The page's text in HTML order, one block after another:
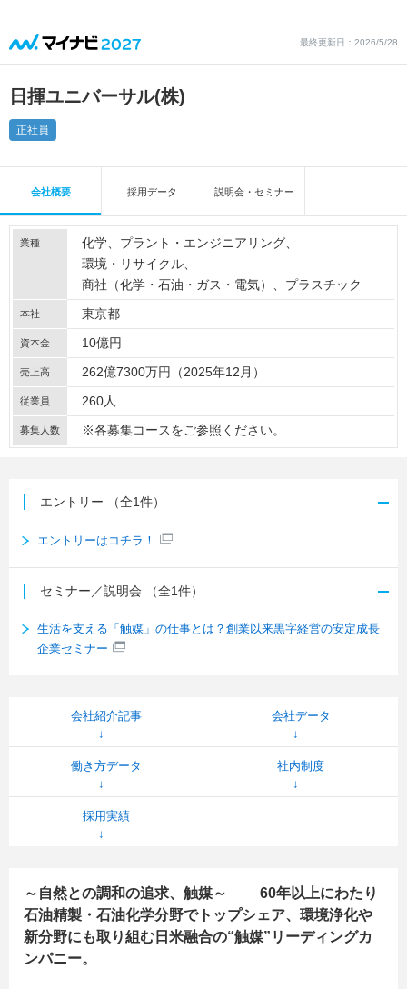
最終更新日：2026/5/28
日揮ユニバーサル(株)
正社員
会社概要 採用データ 説明会・セミナー
業種 化学
プラント・エンジニアリング
環境・リサイクル
商社（化学・石油・ガス・電気）
プラスチック
本社 東京都
資本金 10億円
売上高 262億7300万円（2025年12月）
従業員 260人
募集人数 ※各募集コースをご参照ください。
エントリー （全1件）
エントリーはコチラ！
セミナー／説明会 （全1件）
生活を支える「触媒」の仕事とは？創業以来黒字経営の安定成長
企業セミナー
会社紹介記事 会社データ
働き方データ 社内制度
採用実績
～自然との調和の追求、触媒～ 60年以上にわたり
石油精製・石油化学分野でトップシェア、環境浄化や
新分野にも取り組む日米融合の“触媒”リーディングカ
ンパニー。